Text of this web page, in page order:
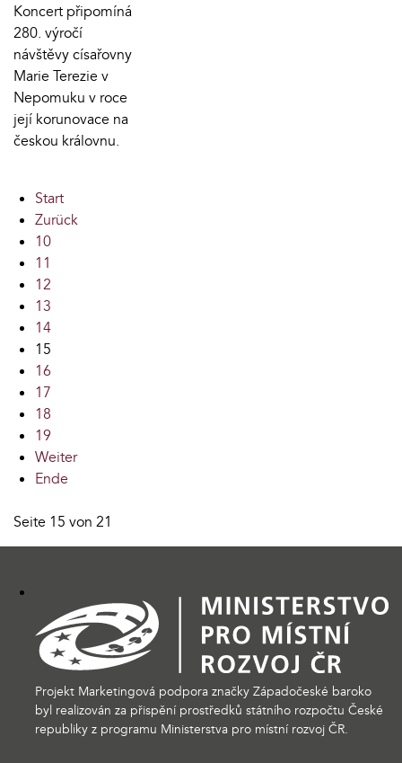
Koncert připomíná
280. výročí
návštěvy císařovny
Marie Terezie v
Nepomuku v roce
její korunovace na
českou královnu.
Start
Zurück
10
11
12
13
14
15
16
17
18
19
Weiter
Ende
Seite 15 von 21
Projekt Marketingová podpora značky Západočeské baroko
byl realizován za přispění prostředků státního rozpočtu České
republiky z programu Ministerstva pro místní rozvoj ČR.